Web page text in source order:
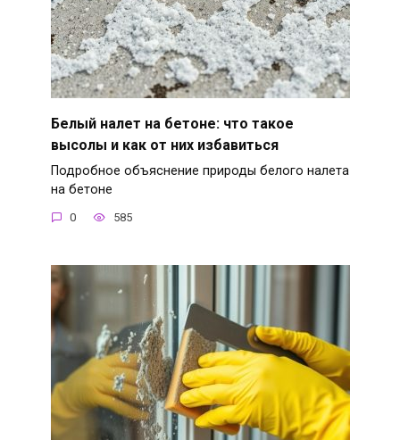
Белый налет на бетоне: что такое
высолы и как от них избавиться
Подробное объяснение природы белого налета
на бетоне
0 585